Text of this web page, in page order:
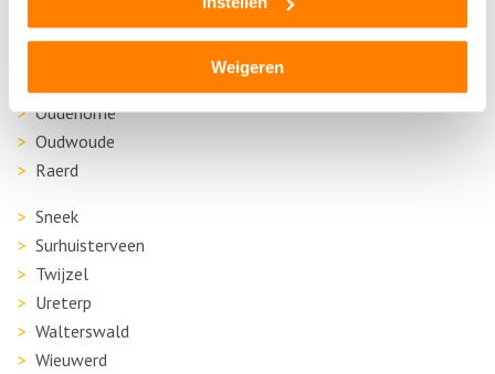
Weigeren
Menaam
Oudehorne
Oudwoude
Raerd
Sneek
Surhuisterveen
Twijzel
Ureterp
Walterswald
Wieuwerd